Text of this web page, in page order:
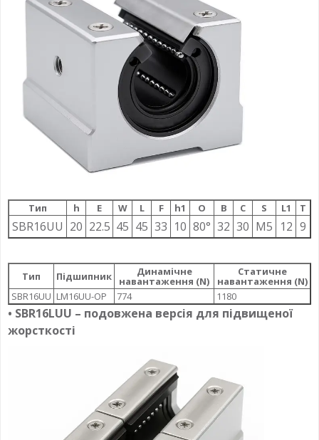
Тип h E W L F h1 О B C S L1 T
SBR16UU 20 22.5 45 45 33 10 80° 32 30 M5 12 9
Тип Підшипник Динамічне
навантаження (N)
Статичне
навантаження (N)
SBR16UU LM16UU-OP 774 1180
• SBR16LUU – подовжена версія для підвищеної
жорсткості